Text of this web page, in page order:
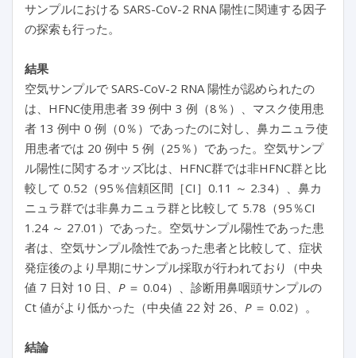
サンプルにおける SARS-CoV-2 RNA 陽性に関連する因子
の探索も行った。
結果
空気サンプルで SARS-CoV-2 RNA 陽性が認められたの
は、HFNC使用患者 39 例中 3 例（8％）、マスク使用患
者 13 例中 0 例（0％）であったのに対し、鼻カニュラ使
用患者では 20 例中 5 例（25％）であった。空気サンプ
ル陽性に関するオッズ比は、HFNC群では非HFNC群と比
較して 0.52（95％信頼区間［CI］0.11 ～ 2.34）、鼻カ
ニュラ群では非鼻カニュラ群と比較して 5.78（95％CI
1.24 ～ 27.01）であった。空気サンプル陽性であった患
者は、空気サンプル陰性であった患者と比較して、症状
発症後のより早期にサンプル採取が行われており（中央
値 7 日対 10 日、 P＝ 0.04）、診断用鼻咽頭サンプルの
Ct 値がより低かった（中央値 22 対 26、 P＝ 0.02）。
結論